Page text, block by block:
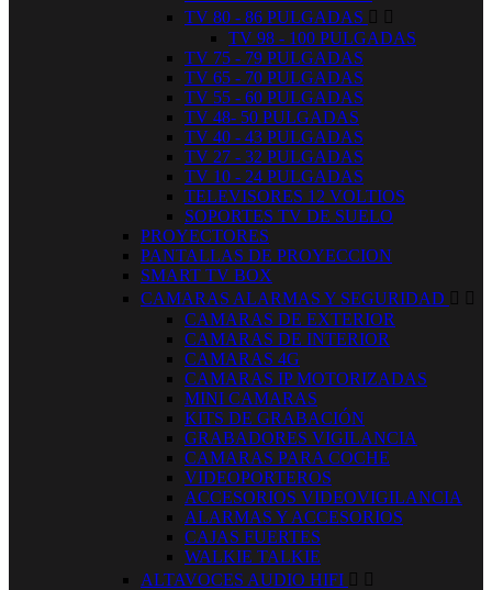
TV 80 - 86 PULGADAS  
TV 98 - 100 PULGADAS
TV 75 - 79 PULGADAS
TV 65 - 70 PULGADAS
TV 55 - 60 PULGADAS
TV 48- 50 PULGADAS
TV 40 - 43 PULGADAS
TV 27 - 32 PULGADAS
TV 10 - 24 PULGADAS
TELEVISORES 12 VOLTIOS
SOPORTES TV DE SUELO
PROYECTORES
PANTALLAS DE PROYECCION
SMART TV BOX
CAMARAS ALARMAS Y SEGURIDAD  
CAMARAS DE EXTERIOR
CAMARAS DE INTERIOR
CAMARAS 4G
CAMARAS IP MOTORIZADAS
MINI CAMARAS
KITS DE GRABACIÓN
GRABADORES VIGILANCIA
CAMARAS PARA COCHE
VIDEOPORTEROS
ACCESORIOS VIDEOVIGILANCIA
ALARMAS Y ACCESORIOS
CAJAS FUERTES
WALKIE TALKIE
ALTAVOCES AUDIO HIFI  